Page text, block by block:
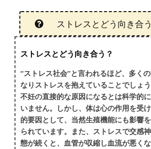
ストレスとどう向き合
ストレスとどう向き合う？
“ストレス社会”と言われるほど、多く
なりストレスを抱えていることでしょ
不妊の直接的な原因になるとは科学的
いません。しかし、体は心の作用を受
的要因として、当然生殖機能にも影響
られています。また、ストレスで交感
態が続くと、血管が収縮し血流が悪くな